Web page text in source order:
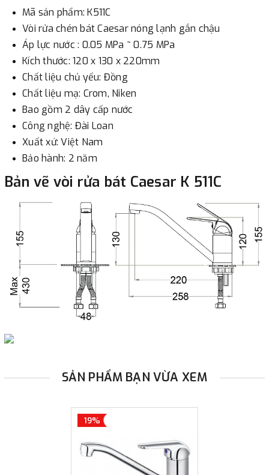
3. Chuyển khoản qua ngân hàng
- Nếu địa điểm giao hàng khác với địa điểm thanh toán
hoặc với những đơn đặt hàng ngoài nội thành Hà Nội.
Chúng tôi sẽ thu tiền trước 100% giá trị hàng + phí vận
chuyển theo cước phí tính trong chính sách vận chuyển
bằng phương thức chuyển khoản trước khi giao hàng.
- Sau khi có thông tin xác thực đã chuyển tiền của quý
khách, chúng tôi sẽ thực hiện đơn hàng theo yêu cầu.
Mã sản phẩm: K511C
Vòi rửa chén bát Caesar nóng lạnh gắn chậu
Áp lực nước : 0.05 MPa ~ 0.75 MPa
Kích thước: 120 x 130 x 220mm
Chất liệu chủ yếu: Đồng
Chất liệu mạ: Crom, Niken
Bao gồm 2 dây cấp nước
Công nghệ: Đài Loan
Xuất xứ: Việt Nam
Bảo hành: 2 năm
Bản vẽ vòi rửa bát Caesar K 511C
SẢN PHẨM BẠN VỪA XEM
19%